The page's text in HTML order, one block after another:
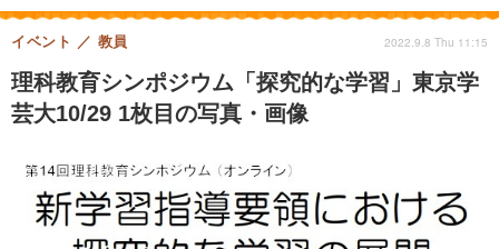
理科教育シンポジウム「探究的な学習」東京学
芸大10/29 1枚目の写真・画像
イベント 教員 2022.9.8 Thu 11:15